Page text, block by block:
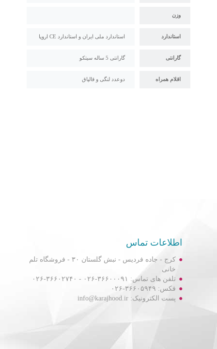
وزن
استاندارد استاندارد ملی ایران و استاندارد CE اروپا
گارانتی گارانتی 5 ساله سیتکو
اقلام همراه دوعدد لنگی و قالپاق
اطلاعات تماس
کرج - جاده فردیس - نبش گلستان ۳۰ - فروشگاه تلم
خانی
تلفن های تماس: ۳۶۶۰۰۰۹۱-۰۲۶ - ۳۶۶۰۲۷۴۰-۰۲۶
فکس: ۳۶۶۰۵۹۴۹-۰۲۶
پست الکترونیک: info@karajhood.ir